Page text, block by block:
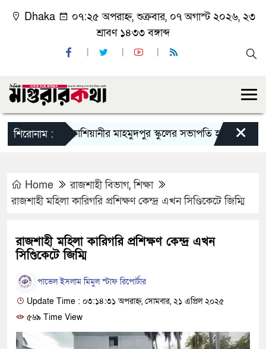
Dhaka
০৭:২৫ অপরাহ্ন, শুক্রবার, ০৭ অগাস্ট ২০২৬, ২৩
শ্রাবণ ১৪৩৩ বঙ্গাব্দ
শিরোনাম :কাশিয়ানীর মাহমুদপুর স্কুলের সভাপতি হলেন গোবিন্দ×
Home রাজশাহী বিভাগ,শিক্ষা
রাজশাহী মহিলা কারিগরি প্রশিক্ষণ কেন্দ্র এখন সিণ্ডিকেটে জিম্মি
রাজশাহী মহিলা কারিগরি প্রশিক্ষণ কেন্দ্র এখন
সিণ্ডিকেটে জিম্মি
পাভেল ইসলাম মিমুল স্টাফ রিপোর্টার
Update Time : ০৩:১৪:৩১ অপরাহ্ন, সোমবার, ২১ এপ্রিল ২০২৫
৫৬৯ Time View